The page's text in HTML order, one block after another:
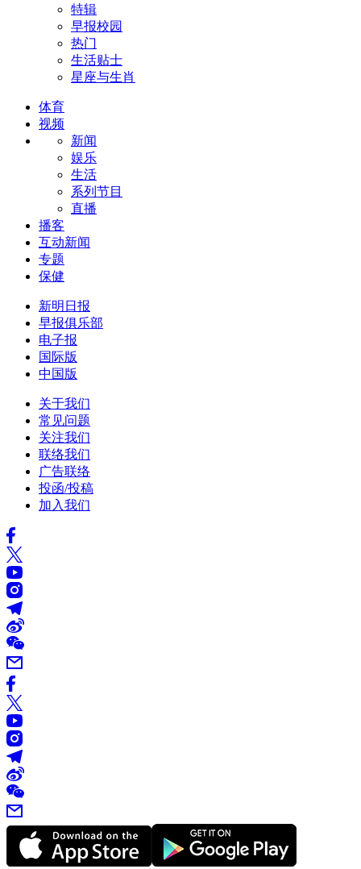
特辑
早报校园
热门
生活贴士
星座与生肖
体育
视频
新闻
娱乐
生活
系列节目
直播
播客
互动新闻
专题
保健
新明日报
早报俱乐部
电子报
国际版
中国版
关于我们
常见问题
关注我们
联络我们
广告联络
投函/投稿
加入我们